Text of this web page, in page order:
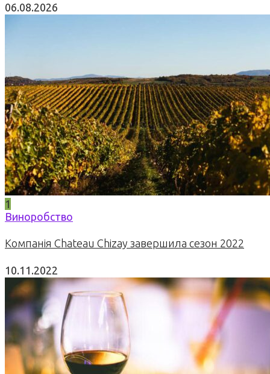
06.08.2026
1
Виноробство
Компанія Chateau Chizay завершила сезон 2022
10.11.2022